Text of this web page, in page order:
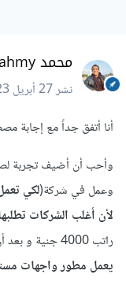
محمد Fahmy
نشر27 أبريل 2023
أنا أتفق جداً مع إجابة
وأحب أن أضيف تجربة
وعمل في شركة(لكي
لأن أغلب الشركات
راتب 4000 جنية و بعد أن عمل في الشركة بدأ بتعلم الأساسيات
يعمل مطور واجهات